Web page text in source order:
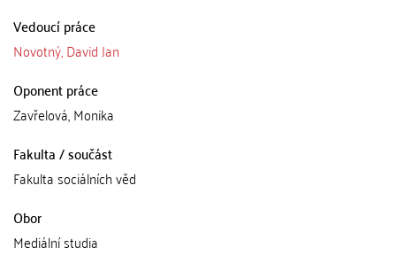
Vedoucí práce
Novotný, David Jan
Oponent práce
Zavřelová, Monika
Fakulta / součást
Fakulta sociálních věd
Obor
Mediální studia